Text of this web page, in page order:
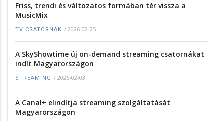
Friss, trendi és változatos formában tér vissza a
MusicMix
TV CSATORNÁK / 2026-02-25
A SkyShowtime új on-demand streaming csatornákat
indít Magyarországon
STREAMING / 2026-02-03
A Canal+ elindítja streaming szolgáltatását
Magyarországon